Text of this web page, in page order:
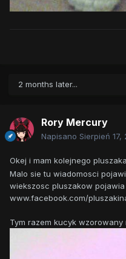
2 months later...
Rory Mercury
Napisano Sierpień 17,
Okej i mam kolejnego pluszaka
Malo sie tu wiadomosci
wiekszosc pluszakow
www.facebook.com/
Tym razem kucyk wzorowany